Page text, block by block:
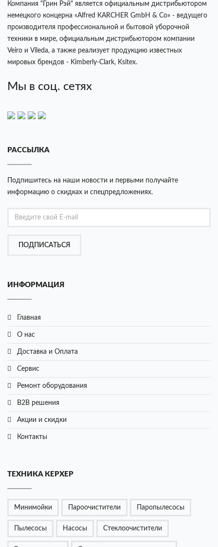
Компания "Грин Рэй" является официальным дистрибьютором
немецкого концерна «Alfred KARCHER GmbH & Co» - ведущего
производителя профессиональной и бытовой уборочной
техники в мире, официальным дистрибьютором компании
Veiro и Vileda, а также реализует продукцию известных
мировых брендов - Kimberly-Clark, Ksitex.
Мы в соц. сетях
РАССЫЛКА
Подпишитесь на наши новости и первыми получайте
информацию о скидках и спецпредложениях.
ПОДПИСАТЬСЯ
ИНФОРМАЦИЯ
Главная
О нас
Доставка и Оплата
Сервис
Ремонт оборудования
B2B решения
Акции и cкидки
Контакты
ТЕХНИКА КЕРХЕР
Минимойки Пароочистители Паропылесосы
Пылесосы Насосы Стеклоочистители